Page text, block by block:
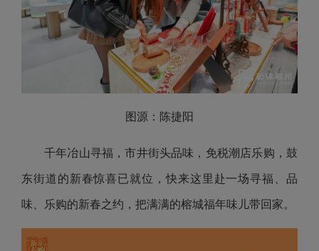
图源：陈捷阳
千年冶山寻福，市井街头品味，免税潮店乐购，鼓
东街道的新春惊喜已就位，快来这里赴一场寻福、品
味、乐购的新春之约，把满满的榕城福年味儿带回家。